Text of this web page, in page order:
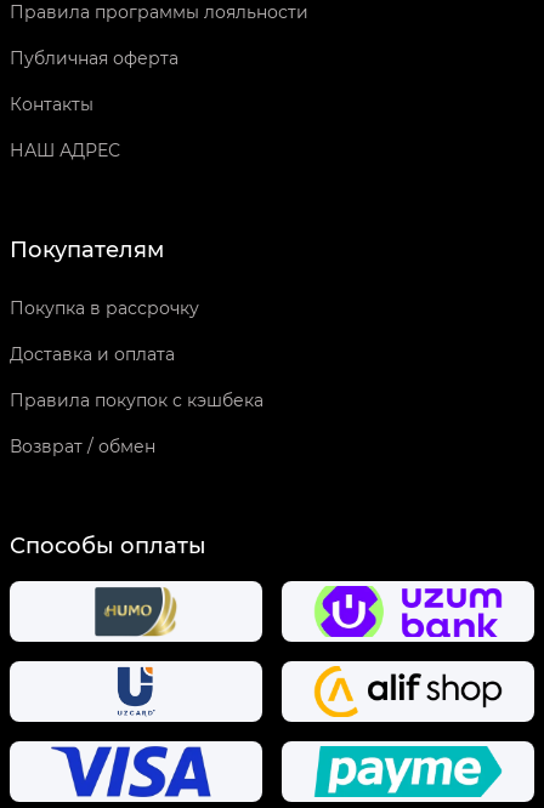
Правила программы лояльности
Публичная оферта
Контакты
НАШ АДРЕС
Покупателям
Покупка в рассрочку
Доставка и оплата
Правила покупок с кэшбека
Возврат / обмен
Способы оплаты